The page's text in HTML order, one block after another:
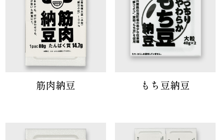
筋肉納豆 もち豆納豆